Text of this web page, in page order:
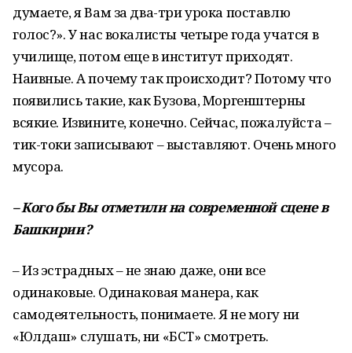
думаете, я Вам за два-три урока поставлю
голос?». У нас вокалисты четыре года учатся в
училище, потом еще в институт приходят.
Наивные. А почему так происходит? Потому что
появились такие, как Бузова, Моргенштерны
всякие. Извините, конечно. Сейчас, пожалуйста –
тик-токи записывают – выставляют. Очень много
мусора.
–КогобыВы отметилина современной сценев
Башкирии?
– Из эстрадных – не знаю даже, они все
одинаковые. Одинаковая манера, как
самодеятельность, понимаете. Я не могу ни
«Юлдаш» слушать, ни «БСТ» смотреть.